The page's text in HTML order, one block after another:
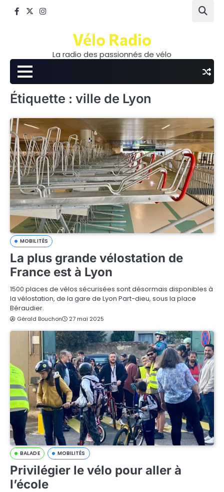
Facebook
TwitterInstagram
Vélo Radio
La radio des passionnés de vélo
Étiquette : ville de Lyon
MOBILITÉS
La plus grande vélostation de
France est à Lyon
1500 places de vélos sécurisées sont désormais disponibles à
la vélostation, de la gare de Lyon Part-dieu, sous la place
Béraudier.
Gérald Bouchon 27 mai 2025
BALADE MOBILITÉS
Privilégier le vélo pour aller à
l’école